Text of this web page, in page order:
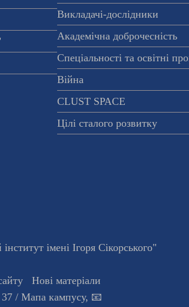
Викладачі-дослідники
Академічна доброчесність
Спеціальності та освітні
Війна
CLUST SPACE
Цілі сталого розвитку
імені Ігоря Сікорського"
Нові матеріали
/ Мапа кампусу, 📧